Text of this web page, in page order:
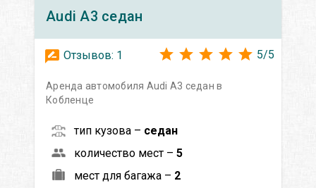
Audi A3 седан
Отзывов: 1 5/5
Аренда автомобиля Audi A3 седан в
Кобленце
тип кузова – седан
количество мест – 5
мест для багажа – 2